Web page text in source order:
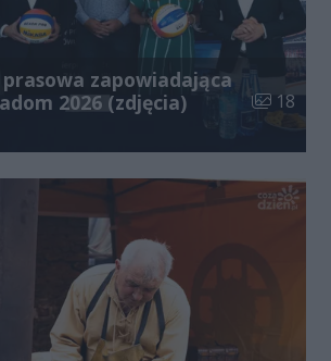
zapowiadająca
2026 (zdjęcia)
Liczba
18